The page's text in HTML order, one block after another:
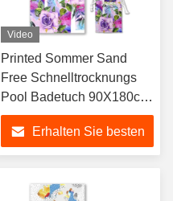
Video
Printed Sommer Sand
Free Schnelltrocknungs
Pool Badetuch 90X180cm
Mikrofiber Suede
Strandtuch mit Logo
Custom Strandtuch Druck
Erhalten Sie besten